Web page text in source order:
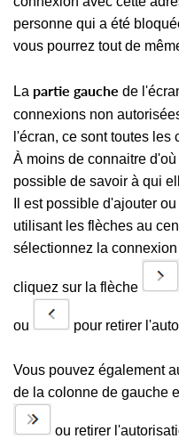
personne qui a été
vous pourrez tout de
La partie gauche de
connexions non
l'écran, ce sont toutes les
À moins de connaitre
possible de savoir à qui
Il est possible d'ajouter
utilisant les flèches au
sélectionnez la
cliquez sur la flèche
ou pour retirer
Vous pouvez également
de la colonne de gauche
ou retirer